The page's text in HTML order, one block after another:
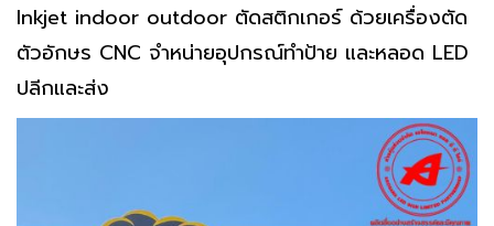
Inkjet indoor outdoor ตัดสติกเกอร์ ด้วยเครื่องตัด
ตัวอักษร CNC จำหน่ายอุปกรณ์ทำป้าย และหลอด LED
ปลีกและส่ง